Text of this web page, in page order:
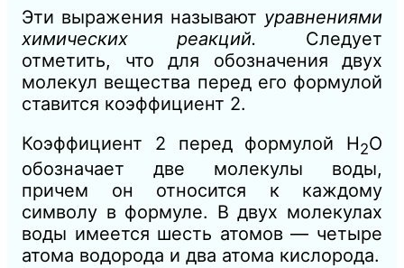
Эти выражения называют уравнениями
химических реакций. Следует
отметить, что для обозначения двух
молекул вещества перед его формулой
ставится коэффициент 2.
Коэффициент 2 перед формулой Н2О
обозначает две молекулы воды,
причем он относится к каждому
символу в формуле. В двух молекулах
воды имеется шесть атомов — четыре
атома водорода и два атома кислорода.